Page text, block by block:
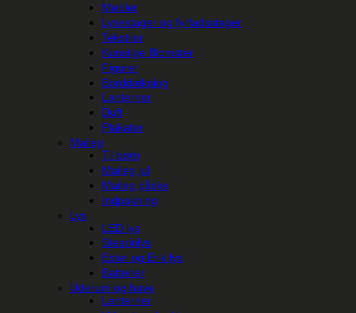
Møbler
Lysestager og fyrfadsstager
Tekstiler
Kunstige Blomster
Figurer
Borddækning
Lanterner
Duft
Plakater
Maileg
Til børn
Maileg jul
Maileg påske
Indpakning
Lys
LED lys
Stearinlys
Ester og Erik lys
Batterier
Uderum og have
Lanterner